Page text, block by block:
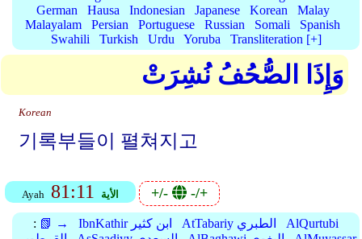
German
Hausa Indonesian Japanese Korean
Malay
Malayalam
Persian Portuguese Russian Somali
Spanish
Swahili
Turkish Urdu Yoruba Transliteration [+]
وَإِذَا الصُّحُفُ نُشِرَتْ
Korean
기록부들이 펼쳐지고
Ayah 81:11 الأية +/- -/+
: 📗 → IbnKathir ابن كثير AtTabariy الطبري
AlQurtubi